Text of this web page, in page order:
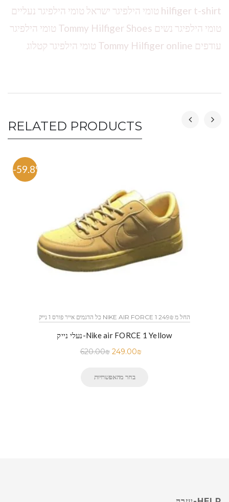
hilfiger t-shirt טומי הילפיגר ישראל טומי הילפיגר נעליים
טומי הילפיגר נשים Tommy Hilfiger Shoes טומי הילפיגר
עודפים Tommy Hilfiger online טומי הילפיגר קטלוג
RELATED PRODUCTS
-59.8%
כל הדגמים אייר פורס 1 נייק NIKE AIR FORCE 1 החל מ 249₪
נעלי נייק-Nike air FORCE 1 Yellow
620.00₪ 249.00₪
בחר מהאפשרויות